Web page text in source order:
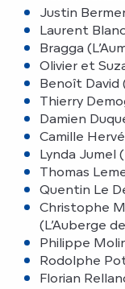
Justin
Laurent
Bragga
Olivier et
Benoît David
Thierry
Damien
Camille
Lynda Jumel
Thomas
Quentin Le
Christophe
(L’Auberge
Philippe
Rodolphe
Florian